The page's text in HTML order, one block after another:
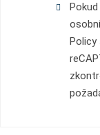
Policy